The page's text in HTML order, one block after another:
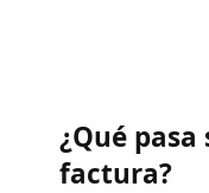
¿Qué
factura?